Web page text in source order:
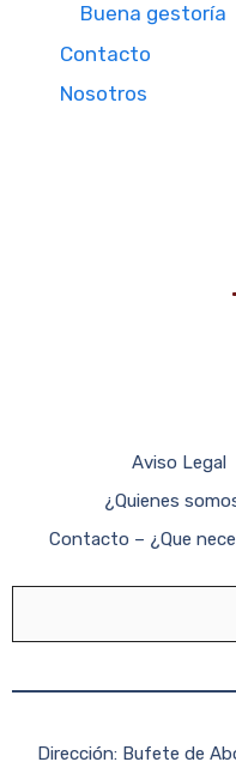
Buena gestoría
Contacto
Nosotros
Aviso Legal
¿Quienes
Contacto – ¿Que
Dirección: Bufete de